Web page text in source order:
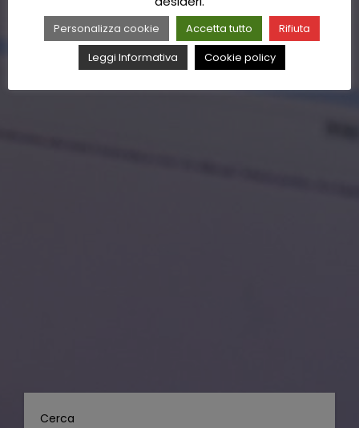
Cerca
Personalizza cookie Accetta tutto
Rifiuta
Leggi Informativa
Cookie policy